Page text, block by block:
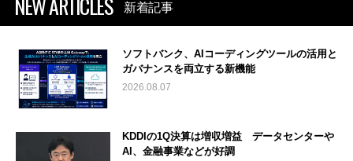
新着記事
ソフトバンク、AIコーディングツールの活用と
ガバナンスを両立する新機能
2026.08.07
KDDIの1Q決算は増収増益 データセンターや
AI、金融事業などが好調